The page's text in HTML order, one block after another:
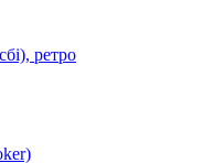
ретро